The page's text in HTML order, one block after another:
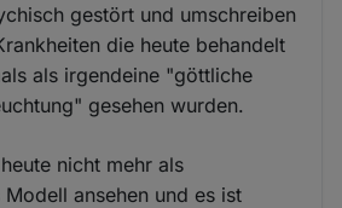
gestört und umschreiben
die heute behandelt
als irgendeine "göttliche
gesehen wurden.
nicht mehr als
ansehen und es ist